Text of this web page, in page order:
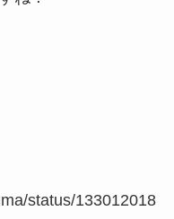
status/133012018